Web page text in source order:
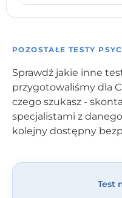
POZOSTAŁE TESTY
Sprawdź jakie inne
przygotowaliśmy dla
czego szukasz -
specjalistami z
kolejny dostępny
Test